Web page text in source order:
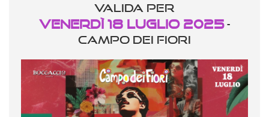
valida per
Venerdì 18 Luglio 2025-
CAMPO DEI FIORI